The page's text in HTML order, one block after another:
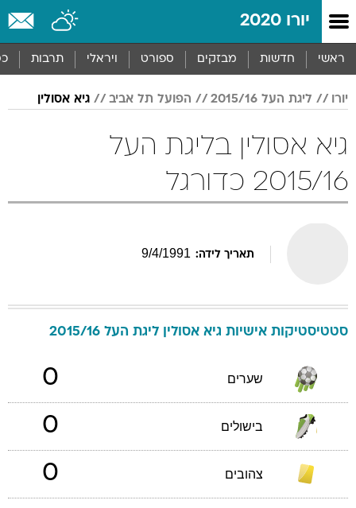
יורו 2020
ראשי חדשות מבזקים ספורט ויראלי תרבות
יורו ליגת העל 2015/16 הפועל תל אביב גיא אסולין
גיא אסולין בליגת העל
2015/16 כדורגל
תאריך לידה: 9/4/1991
סטטיסטיקות אישיות גיא אסולין ליגת העל 2015/16
שערים 0
בישולים 0
צהובים 0